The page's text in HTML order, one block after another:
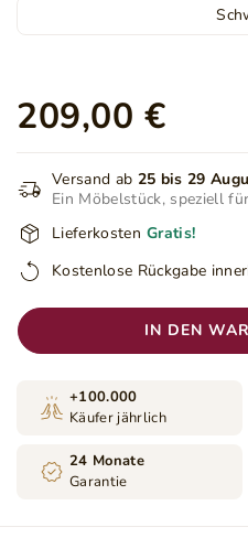
209,00 €
Versand ab 25 bis 29
Ein Möbelstück, speziell
Lieferkosten Gratis!
Kostenlose Rückgabe
IN DEN
+100.000
Käufer jährlich
24 Monate
Garantie